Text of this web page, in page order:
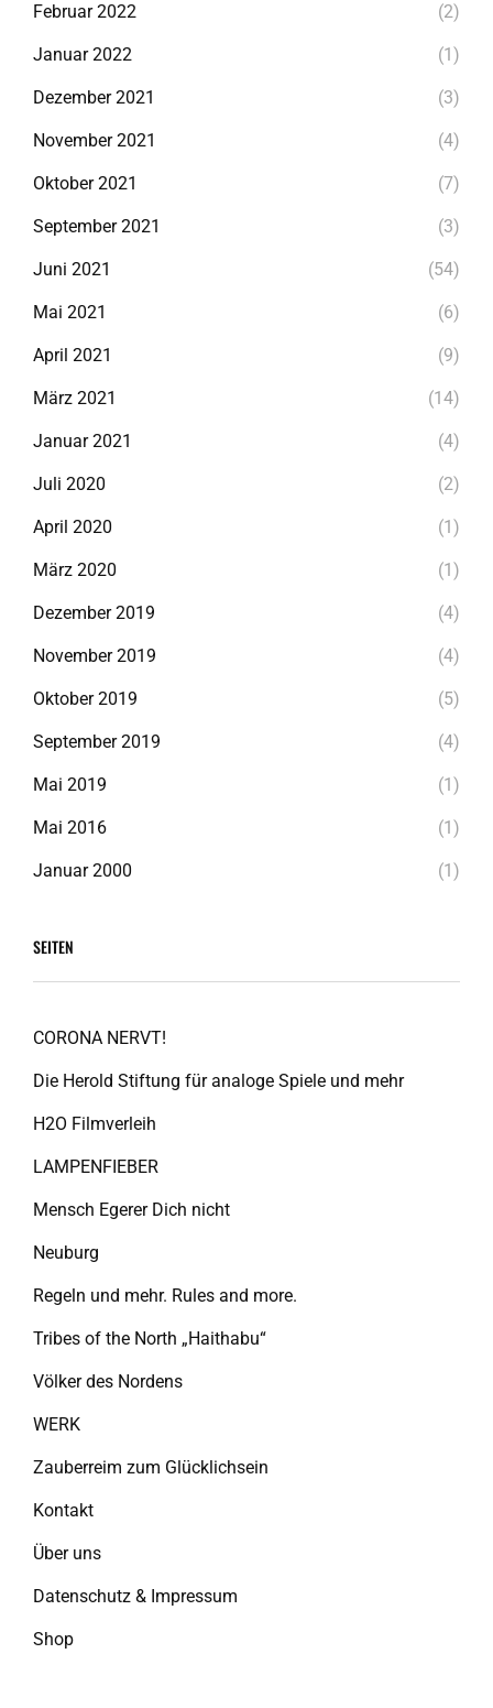
Februar 2022 (2)
Januar 2022 (1)
Dezember 2021 (3)
November 2021 (4)
Oktober 2021 (7)
September 2021 (3)
Juni 2021 (54)
Mai 2021 (6)
April 2021 (9)
März 2021 (14)
Januar 2021 (4)
Juli 2020 (2)
April 2020 (1)
März 2020 (1)
Dezember 2019 (4)
November 2019 (4)
Oktober 2019 (5)
September 2019 (4)
Mai 2019 (1)
Mai 2016 (1)
Januar 2000 (1)
SEITEN
CORONA NERVT!
Die Herold Stiftung für analoge Spiele und mehr
H2O Filmverleih
LAMPENFIEBER
Mensch Egerer Dich nicht
Neuburg
Regeln und mehr. Rules and more.
Tribes of the North „Haithabu“
Völker des Nordens
WERK
Zauberreim zum Glücklichsein
Kontakt
Über uns
Datenschutz & Impressum
Shop